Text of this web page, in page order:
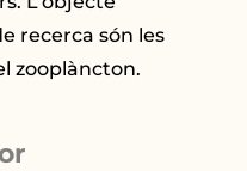
recerca són les
zooplàncton.